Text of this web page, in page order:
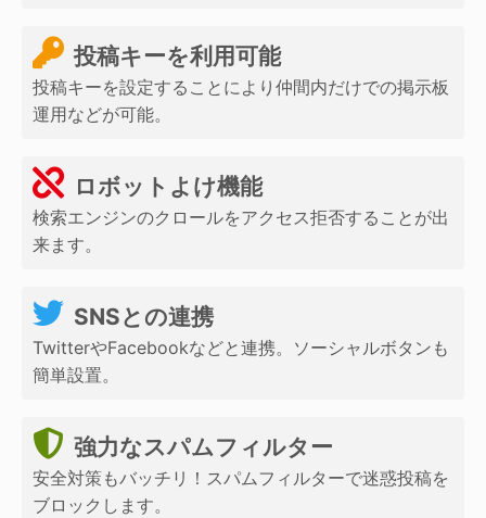
投稿キーを利用可能
投稿キーを設定することにより仲間内だけでの掲示板
運用などが可能。
ロボットよけ機能
検索エンジンのクロールをアクセス拒否することが出
来ます。
SNSとの連携
TwitterやFacebookなどと連携。ソーシャルボタンも
簡単設置。
強力なスパムフィルター
安全対策もバッチリ！スパムフィルターで迷惑投稿を
ブロックします。